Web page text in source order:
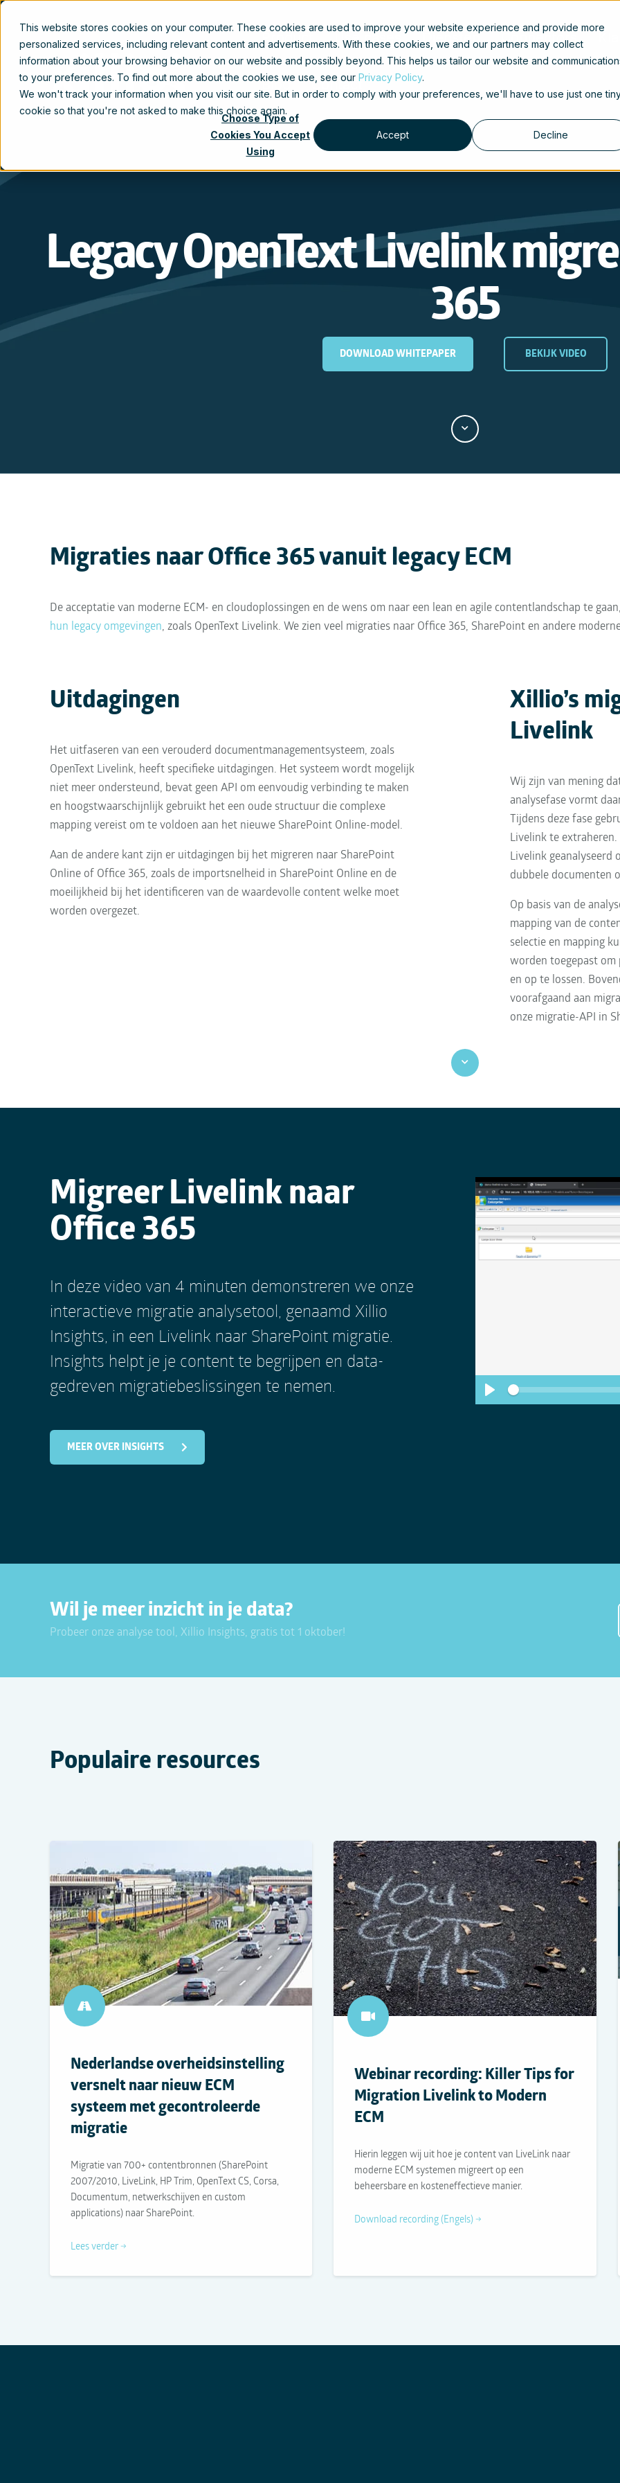
This website stores cookies on your computer. These cookies are used to improve your website experience and provide more
personalized services, including relevant content and advertisements. With these cookies, we and our partners may collect
information about your browsing behavior on our website and possibly beyond. This helps us tailor our website and
to your preferences. To find out more about the cookies we use, see our Privacy Policy.
We won't track your information when you visit our site. But in order to comply with your preferences, we'll have to use just one
cookie so that you're not asked to make this choice again.
Choose Type of
Cookies You Accept
Using
Accept Decline
Product Use cases Diensten Connectors
Blog Contact
Legacy OpenText Livelink
365
DOWNLOAD WHITEPAPER BEKIJK VIDEO
Migraties naar Office 365 vanuit legacy ECM
De acceptatie van moderne ECM- en cloudoplossingen en de wens om naar een lean en agile contentlandschap te
hun legacy omgevingen, zoals OpenText Livelink. We zien veel migraties naar Office 365, SharePoint en andere
Uitdagingen
Het uitfaseren van een verouderd documentmanagementsysteem, zoals
OpenText Livelink, heeft specifieke uitdagingen. Het systeem wordt mogelijk
niet meer ondersteund, bevat geen API om eenvoudig verbinding te maken
en hoogstwaarschijnlijk gebruikt het een oude structuur die complexe
mapping vereist om te voldoen aan het nieuwe SharePoint Online-model.
Aan de andere kant zijn er uitdagingen bij het migreren naar SharePoint
Online of Office 365, zoals de importsnelheid in SharePoint Online en de
moeilijkheid bij het identificeren van de waardevolle content welke moet
worden overgezet.
Xillio’s
Livelink
Wij zijn van mening
analysefase vormt
Tijdens deze fase
Livelink te
Livelink geanalyseerd
dubbele documenten
Op basis van de
mapping van de
selectie en mapping
worden toegepast om
en op te lossen.
voorafgaand aan
onze migratie-API in
Migreer Livelink naar
Office 365
In deze video van 4 minuten demonstreren we onze
interactieve migratie analysetool, genaamd Xillio
Insights, in een Livelink naar SharePoint migratie.
Insights helpt je je content te begrijpen en data-
gedreven migratiebeslissingen te nemen.
MEER OVER INSIGHTS
P
S
e
e
Wil je meer inzicht in je data?
Probeer onze analyse tool, Xillio Insights, gratis tot 1 oktober!
Populaire resources
Nederlandse overheidsinstelling
versnelt naar nieuw ECM
systeem met gecontroleerde
migratie
Migratie van 700+ contentbronnen (SharePoint
2007/2010, LiveLink, HP Trim, OpenText CS, Corsa,
Documentum, netwerkschijven en custom
applications) naar SharePoint.
Lees verder →
Webinar recording: Killer Tips for
Migration Livelink to Modern
ECM
Hierin leggen wij uit hoe je content van LiveLink naar
moderne ECM systemen migreert op een
beheersbare en kosteneffectieve manier.
Download recording (Engels) →